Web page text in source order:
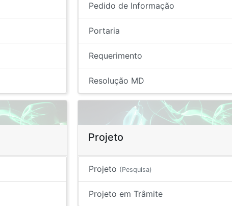
Pedido de Informação
Portaria
Requerimento
Resolução MD
Projeto
Projeto (Pesquisa)
Projeto em Trâmite